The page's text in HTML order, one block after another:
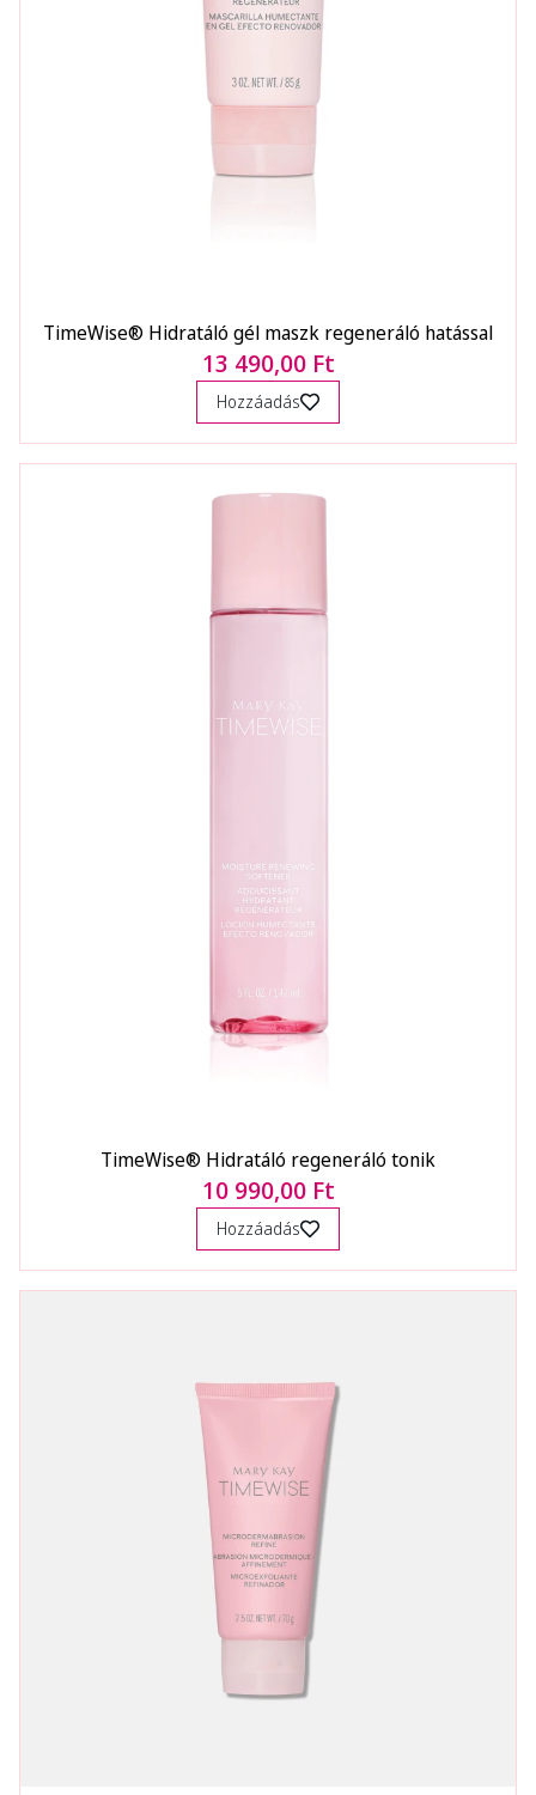
TimeWise® Hidratáló gél maszk regeneráló hatással
13 490,00 Ft
Hozzáadás
TimeWise® Hidratáló regeneráló tonik
10 990,00 Ft
Hozzáadás